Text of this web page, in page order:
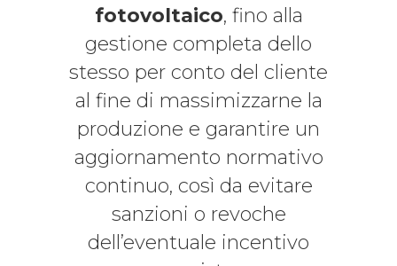
fotovoltaico, fino alla
gestione completa dello
stesso per conto del cliente
al fine di massimizzarne la
produzione e garantire un
aggiornamento normativo
continuo, così da evitare
sanzioni o revoche
dell’eventuale incentivo